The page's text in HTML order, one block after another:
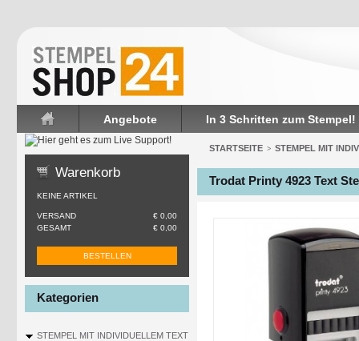
Startseite
Angebote In 3 Schritten zum Stempel!
Warenkorb
KEINE ARTIKEL
VERSAND
€ 0,00
GESAMT
€ 0,00
BESTELLEN
Kategorien
STEMPEL MIT INDIVIDUELLEM TEXT
STARTSEITE > STEMPEL MIT
Trodat Printy 4923 Text